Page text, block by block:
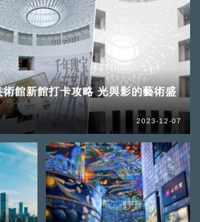
館新館打卡攻略 光與影的藝術盛
2023-12-07